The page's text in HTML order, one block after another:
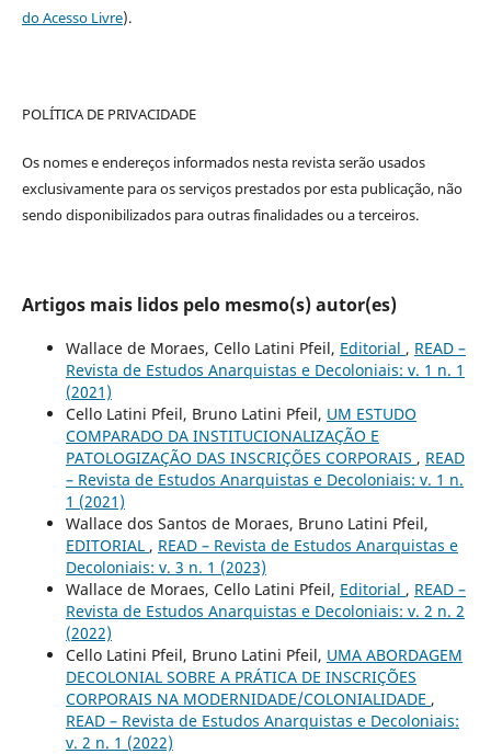
do Acesso Livre).
POLÍTICA DE PRIVACIDADE
Os nomes e endereços informados nesta revista serão usados
exclusivamente para os serviços prestados por esta publicação, não
sendo disponibilizados para outras finalidades ou a terceiros.
Artigos mais lidos pelo mesmo(s) autor(es)
Wallace de Moraes, Cello Latini Pfeil, Editorial , READ –
Revista de Estudos Anarquistas e Decoloniais: v. 1 n. 1
(2021)
Cello Latini Pfeil, Bruno Latini Pfeil, UM ESTUDO
COMPARADO DA INSTITUCIONALIZAÇÃO E
PATOLOGIZAÇÃO DAS INSCRIÇÕES CORPORAIS , READ
– Revista de Estudos Anarquistas e Decoloniais: v. 1 n.
1 (2021)
Wallace dos Santos de Moraes, Bruno Latini Pfeil,
EDITORIAL , READ – Revista de Estudos Anarquistas e
Decoloniais: v. 3 n. 1 (2023)
Wallace de Moraes, Cello Latini Pfeil, Editorial , READ –
Revista de Estudos Anarquistas e Decoloniais: v. 2 n. 2
(2022)
Cello Latini Pfeil, Bruno Latini Pfeil, UMA ABORDAGEM
DECOLONIAL SOBRE A PRÁTICA DE INSCRIÇÕES
CORPORAIS NA MODERNIDADE/COLONIALIDADE ,
READ – Revista de Estudos Anarquistas e Decoloniais:
v. 2 n. 1 (2022)